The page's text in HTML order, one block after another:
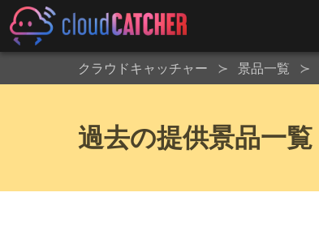
クラウドキャッチャー 景品一覧
過去の提供景品一覧